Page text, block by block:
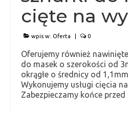
Kontakt
Polityka prywatności
cięte na
wpis w: Oferta 0
Oferujemy również
do masek o szerokości od
okrągłe o średnicy od
Wykonujemy usługi cięcia
Zabezpieczamy końce